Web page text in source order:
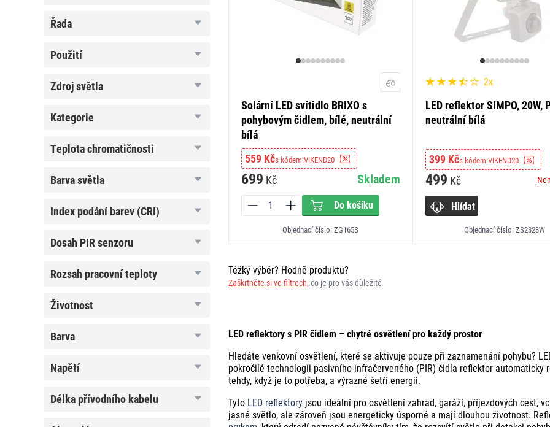
řada
řada
použití
použití
zdroj
zdroj světla
kategorie
kategorie
teplota
chromatičnosti
teplota chromatičnosti
barva
barva světla
index
(CRI)
index podání barev (CRI)
dosah
dosah PIR senzoru
rozsah
rozsah pracovní teploty
životnost
životnost
barva
barva
napětí
napětí
délka
přívodního
délka přívodního kabelu
Solární LED svítidlo BRIXO s
pohybovým čidlem, bílé, neutrální
bílá
559 Kčs kódem:VIKEND20
699 Kč Skladem
Do košíku
Objednací číslo: ZG165S
2x
LED reflektor SIMPO, 20W,
neutrální bílá
399 Kčs kódem:VIKEND20
499 Kč
Hlídat
Objednací číslo: ZS2323W
Těžký výběr? Hodně produktů?
Zaškrtněte si ve filtrech, co je pro vás důležité
LED reflektory s PIR čidlem – chytré osvětlení pro každý prostor
Hledáte venkovní osvětlení, které se aktivuje pouze při zaznamenání pohybu?
pokročilé technologii pasivního infračerveného (PIR) čidla reflektor
tehdy, když je to potřeba, a výrazně šetří energii.
Tyto LED reflektory jsou ideální pro osvětlení zahrad, garáží, příjezdových cest,
jasné světlo, ale zároveň jsou energeticky úsporné a mají dlouhou životnost.